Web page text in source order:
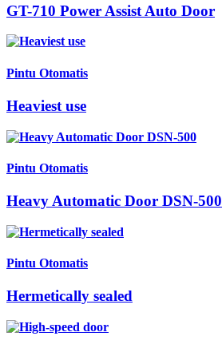
GT-710 Power Assist Auto Door
Pintu Otomatis
Heaviest use
Pintu Otomatis
Heavy Automatic Door DSN-500
Pintu Otomatis
Hermetically sealed